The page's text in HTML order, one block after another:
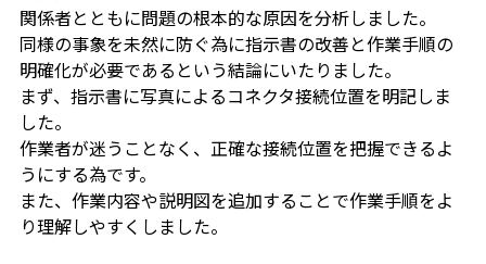
関係者とともに問題の根本的な原因を分析しました。
同様の事象を未然に防ぐ為に指示書の改善と作業手順の
明確化が必要であるという結論にいたりました。
まず、指示書に写真によるコネクタ接続位置を明記しま
した。
作業者が迷うことなく、正確な接続位置を把握できるよ
うにする為です。
また、作業内容や説明図を追加することで作業手順をよ
り理解しやすくしました。